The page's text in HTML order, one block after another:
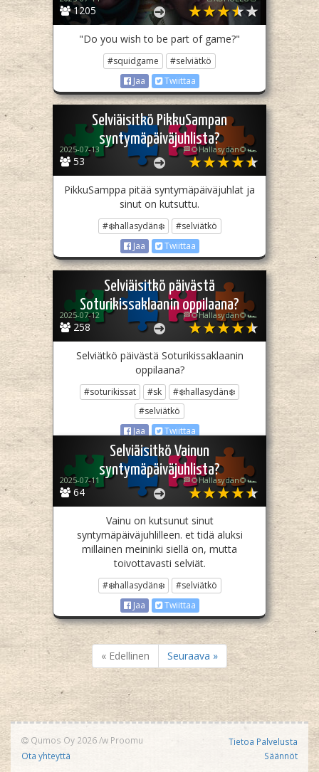
1205
"Do you wish to be part of game?"
#squidgame
#selviätkö
Jaa
Twiittaa
Selviäisitkö PikkuSampan
syntymäpäiväjuhlista?
53
2025-07-13 🏁🌻Hallasydän🌻🏎️
PikkuSamppa pitää syntymäpäiväjuhlat ja
sinut on kutsuttu.
#❄️hallasydän❄️
#selviätkö
Jaa
Twiittaa
Selviäisitkö päivästä
Soturikissaklaanin oppilaana?
258
2025-07-12 🏁🌻Hallasydän🌻🏎️
Selviätkö päivästä Soturikissaklaanin
oppilaana?
#soturikissat #sk
#❄️hallasydän❄️
#selviätkö
Jaa
Twiittaa
Selviäisitkö Vainun
syntymäpäiväjuhlista?
64
2025-07-11 🏁🌻Hallasydän🌻🏎️
Vainu on kutsunut sinut
syntymäpäiväjuhlilleen. et tidä aluksi
millainen meininki siellä on, mutta
toivottavasti selviät.
#❄️hallasydän❄️
#selviätkö
Jaa
Twiittaa
« Edellinen Seuraava »
Qumos Oy 2026/w Proomu
Ota yhteyttä
Tietoa Palvelusta
Säännöt